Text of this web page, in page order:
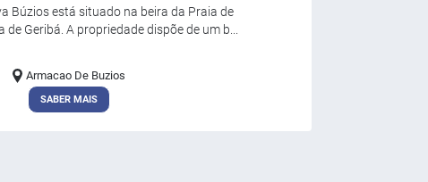
Búzios está situado na beira da Praia de
Geribá. A propriedade dispõe de um b...
Armacao De Buzios
SABER MAIS